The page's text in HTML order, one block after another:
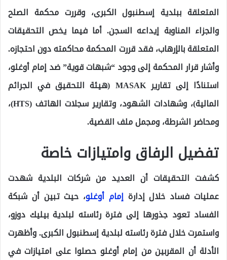
المتعلقة ببلدية إسطنبول الكبرى، وقررت محكمة الصلح
والجزاء المناوبة إيداعه السجن. أما فيما يخص التحقيقات
المتعلقة بالإرهاب، فقد قررت المحكمة محاكمته دون احتجازه.
وأشار قرار المحكمة إلى وجود “شبهات قوية” ضد إمام أوغلو،
استنادًا إلى تقارير MASAK (هيئة التحقيق في الجرائم
المالية)، وشهادات الشهود، وتقارير سجلات الهاتف (HTS)،
ومحاضر الشرطة، ومجمل ملف القضية.
تفضيل الرفاق وامتيازات خاصة
كشفت التحقيقات أن العديد من شركات البلدية شهدت
عمليات فساد خلال إدارة إمام أوغلو، حيث تبين أن شبكة
الفساد تعود جذورها إلى فترة رئاسته لبلدية بيليك دوزو،
واستمرت خلال فترة رئاسته لبلدية إسطنبول الكبرى. وأظهرت
الأدلة أن المقربين من إمام أوغلو حصلوا على امتيازات في